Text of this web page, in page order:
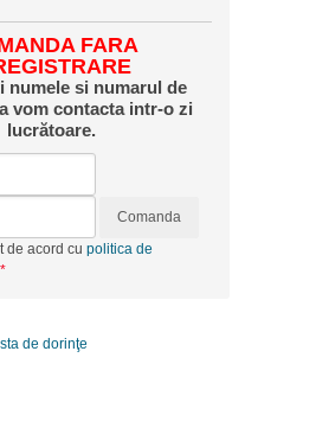
FARA
numele si numarul de
vom contacta intr-o zi
lucrătoare.
Comanda
de acord cu politica de
de dorinţe